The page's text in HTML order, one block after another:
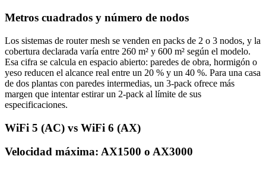
Metros cuadrados y número de nodos
Los sistemas de router mesh se venden en packs de 2 o 3 nodos, y la
cobertura declarada varía entre 260 m² y 600 m² según el modelo.
Esa cifra se calcula en espacio abierto: paredes de obra, hormigón o
yeso reducen el alcance real entre un 20 % y un 40 %. Para una casa
de dos plantas con paredes intermedias, un 3-pack ofrece más
margen que intentar estirar un 2-pack al límite de sus
especificaciones.
WiFi 5 (AC) vs WiFi 6 (AX)
Velocidad máxima: AX1500 o AX3000